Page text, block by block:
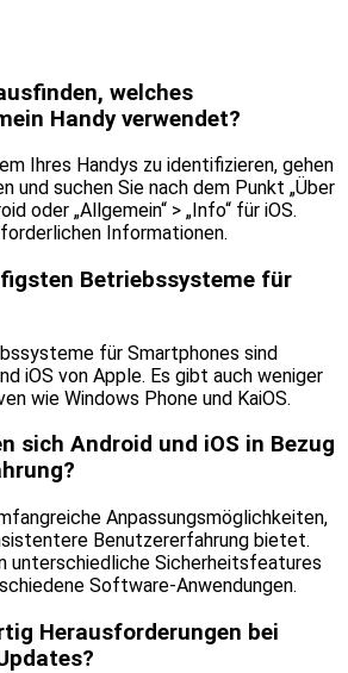
welches
Handy verwendet?
Ihres Handys zu identifizieren, gehen
und suchen Sie nach dem Punkt „Über
oder „Allgemein“ > „Info“ für iOS.
Informationen.
Betriebssysteme für
für Smartphones sind
iOS von Apple. Es gibt auch weniger
wie Windows Phone und KaiOS.
sich Android und iOS in Bezug
Anpassungsmöglichkeiten,
Benutzererfahrung bietet.
unterschiedliche Sicherheitsfeatures
Software-Anwendungen.
Herausforderungen bei